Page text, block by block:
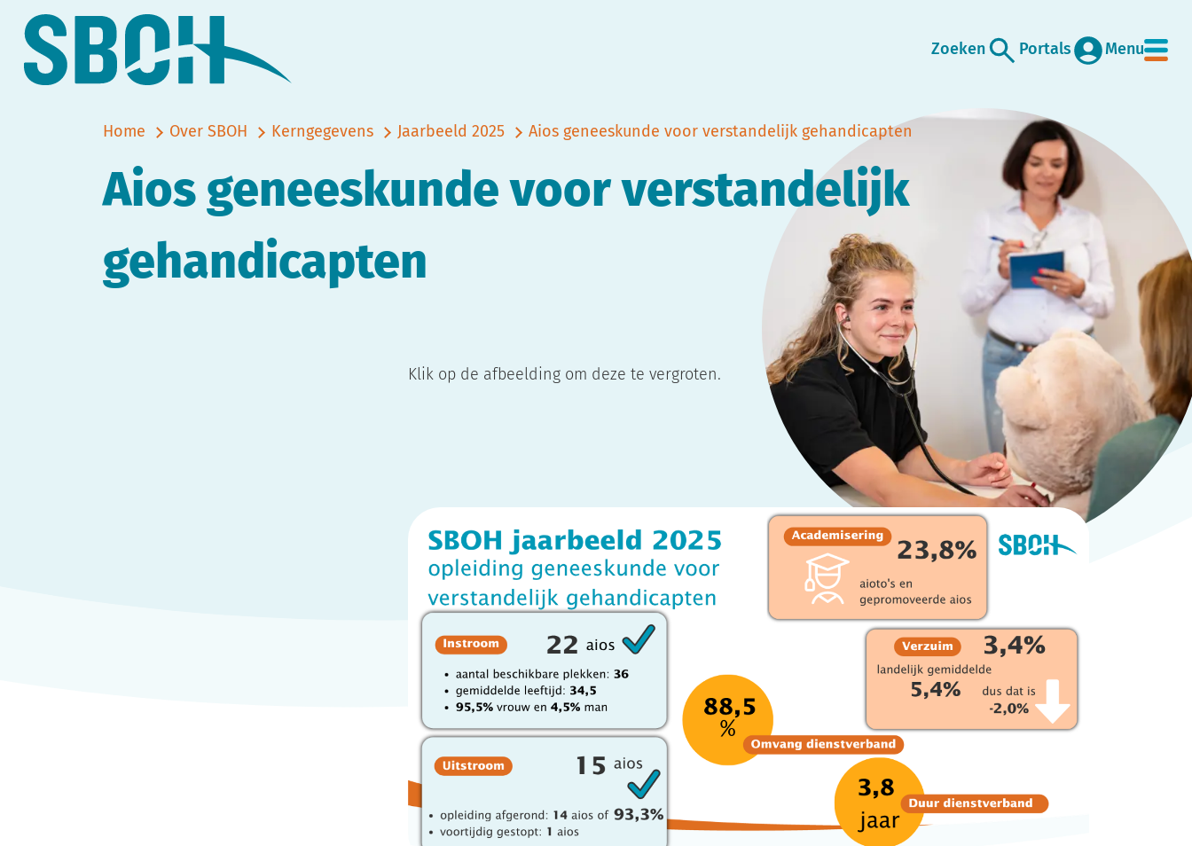
Zoeken Portals Menu
Home Over SBOH Kerngegevens Jaarbeeld 2025 Aios geneeskunde voor verstandelijk gehandicapten
Aios geneeskunde voor verstandelijk
gehandicapten
Klik op de afbeelding om deze te vergroten.